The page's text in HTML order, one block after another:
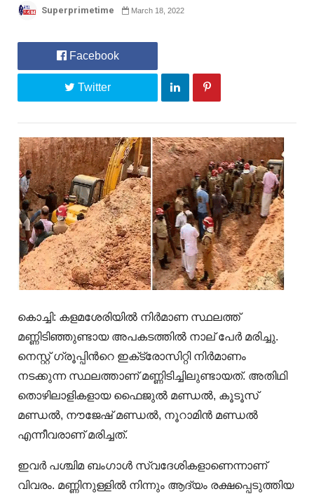
Superprimetime March 18, 2022
Facebook
Twitter
കൊച്ചി: കളമശേരിയിൽ നിർമാണ സ്ഥലത്ത്
മണ്ണിടിഞ്ഞുണ്ടായ അപകടത്തിൽ നാല് പേർ മരിച്ചു.
നെസ്റ്റ് ഗ്രൂപ്പിന്‍റെ ഇക്‌ട്രോസിറ്റി നിർമാണം
നടക്കുന്ന സ്ഥലത്താണ് മണ്ണിടിച്ചിലുണ്ടായത്. അതിഥി
തൊഴിലാളികളായ ഫൈജുൽ മണ്ഡൽ, കൂടൂസ്
മണ്ഡൽ, നൗജേഷ് മണ്ഡൽ, നൂറാമിൻ മണ്ഡൽ
എന്നീവരാണ് മരിച്ചത്.
ഇവർ പശ്ചിമ ബംഗാൾ സ്വദേശികളാണെന്നാണ്
വിവരം. മണ്ണിനുള്ളിൽ നിന്നും ആദ്യം രക്ഷപ്പെടുത്തിയ